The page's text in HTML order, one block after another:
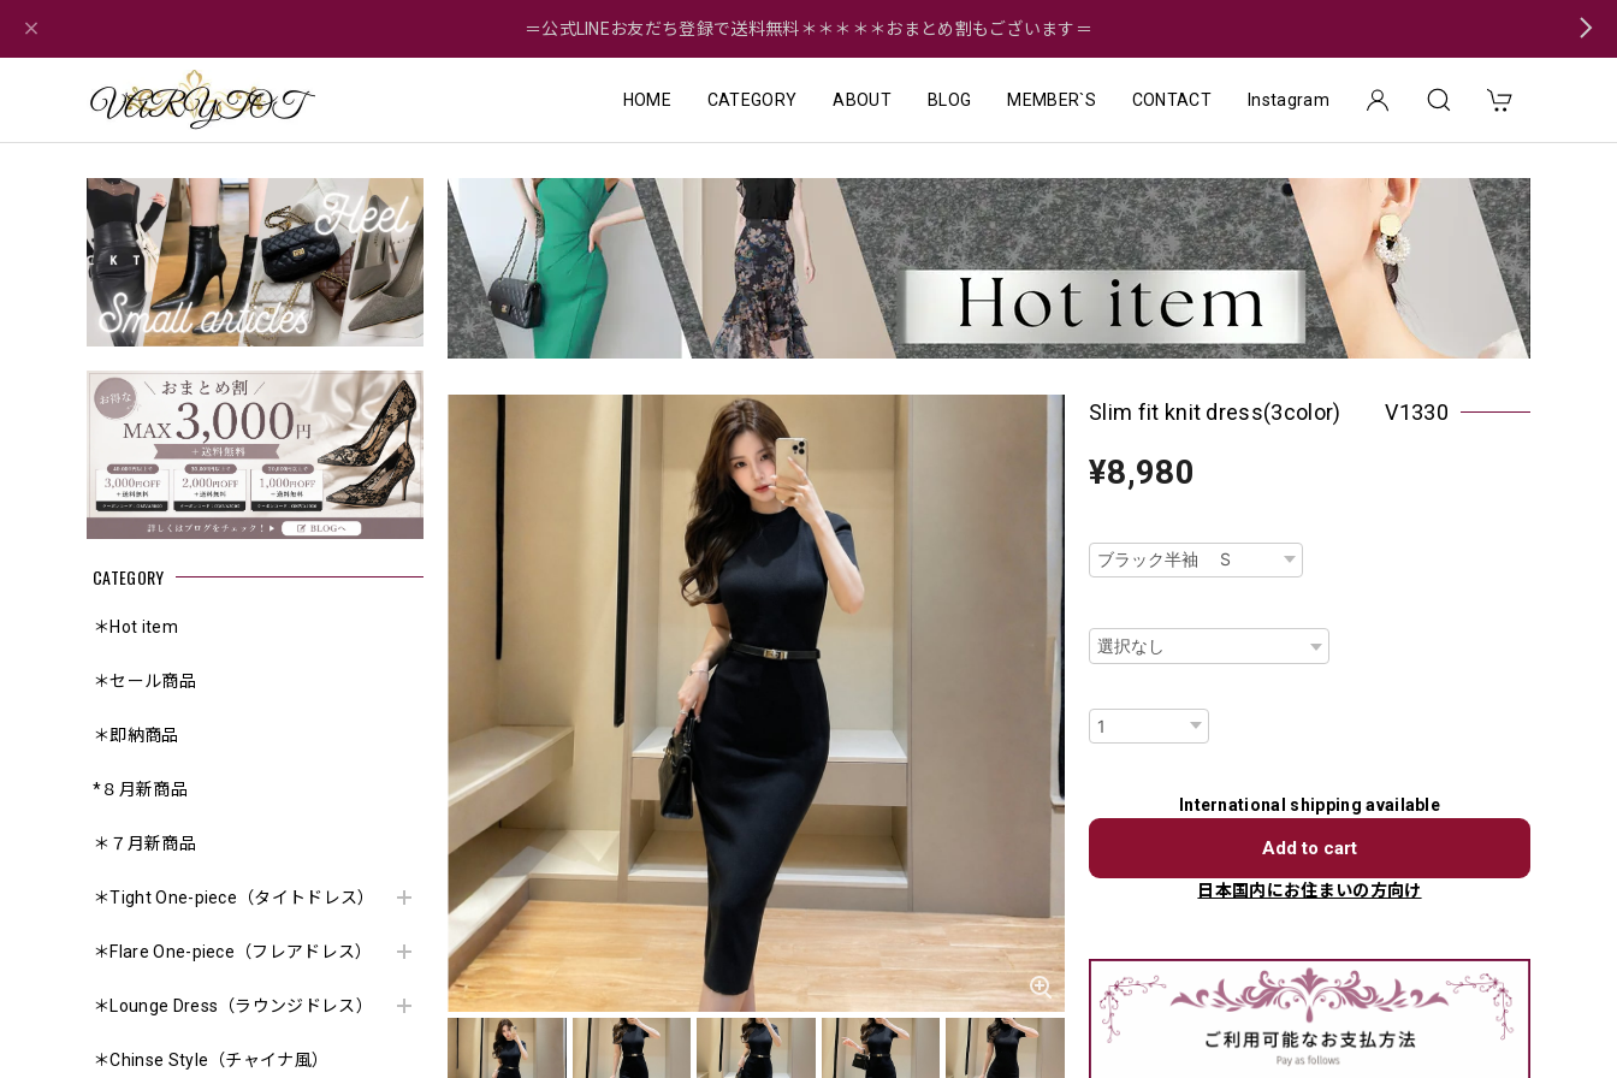
＝公式LINEお友だち登録で送料無料＊＊＊＊＊おまとめ割もございます＝
HOME CATEGORY ABOUT BLOG MEMBER`S CONTACT Instagram
CATEGORY
＊Hot item
＊セール商品
＊即納商品
*８月新商品
＊７月新商品
＊Tight One-piece（タイトドレス）
＊Flare One-piece（フレアドレス）
＊Lounge Dress（ラウンジドレス）
＊Chinse Style（チャイナ風）
Slim fit knit dress(3color) V1330
¥8,980
International shipping available
Add to cart
日本国内にお住まいの方向け